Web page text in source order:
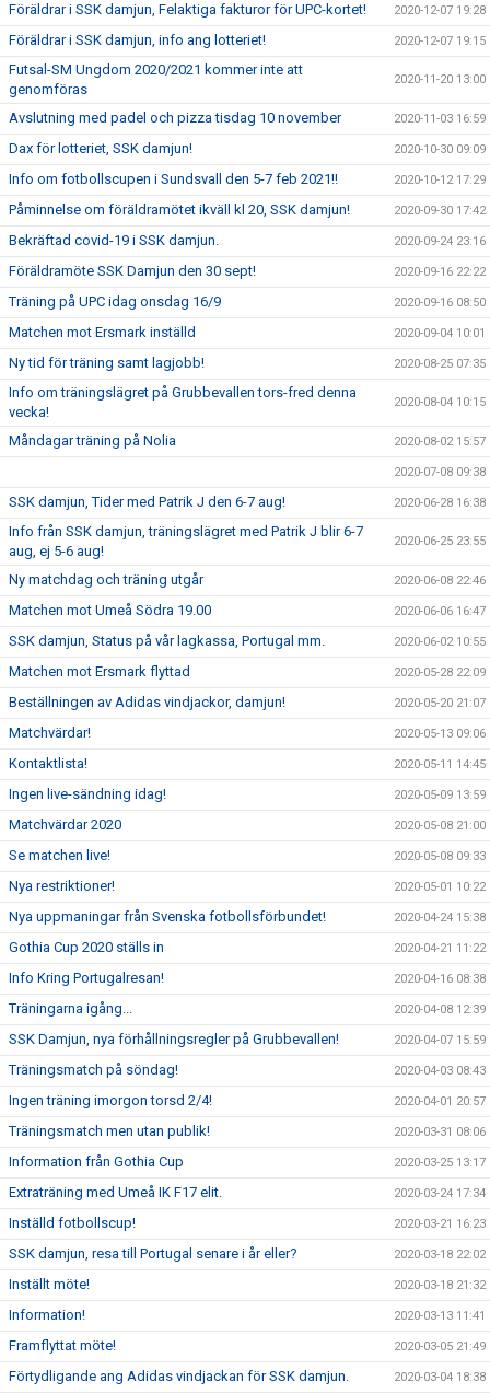
Föräldrar i SSK damjun, Felaktiga fakturor för UPC-kortet! 2020-12-07 19:28
Föräldrar i SSK damjun, info ang lotteriet! 2020-12-07 19:15
Futsal-SM Ungdom 2020/2021 kommer inte att
genomföras
2020-11-20 13:00
Avslutning med padel och pizza tisdag 10 november 2020-11-03 16:59
Dax för lotteriet, SSK damjun! 2020-10-30 09:09
Info om fotbollscupen i Sundsvall den 5-7 feb 2021!! 2020-10-12 17:29
Påminnelse om föräldramötet ikväll kl 20, SSK damjun! 2020-09-30 17:42
Bekräftad covid-19 i SSK damjun. 2020-09-24 23:16
Föräldramöte SSK Damjun den 30 sept! 2020-09-16 22:22
Träning på UPC idag onsdag 16/9 2020-09-16 08:50
Matchen mot Ersmark inställd 2020-09-04 10:01
Ny tid för träning samt lagjobb! 2020-08-25 07:35
Info om träningslägret på Grubbevallen tors-fred denna
vecka!
2020-08-04 10:15
Måndagar träning på Nolia 2020-08-02 15:57
2020-07-08 09:38
SSK damjun, Tider med Patrik J den 6-7 aug! 2020-06-28 16:38
Info från SSK damjun, träningslägret med Patrik J blir 6-7
aug, ej 5-6 aug!
2020-06-25 23:55
Ny matchdag och träning utgår 2020-06-08 22:46
Matchen mot Umeå Södra 19.00 2020-06-06 16:47
SSK damjun, Status på vår lagkassa, Portugal mm. 2020-06-02 10:55
Matchen mot Ersmark flyttad 2020-05-28 22:09
Beställningen av Adidas vindjackor, damjun! 2020-05-20 21:07
Matchvärdar! 2020-05-13 09:06
Kontaktlista! 2020-05-11 14:45
Ingen live-sändning idag! 2020-05-09 13:59
Matchvärdar 2020 2020-05-08 21:00
Se matchen live! 2020-05-08 09:33
Nya restriktioner! 2020-05-01 10:22
Nya uppmaningar från Svenska fotbollsförbundet! 2020-04-24 15:38
Gothia Cup 2020 ställs in 2020-04-21 11:22
Info Kring Portugalresan! 2020-04-16 08:38
Träningarna igång... 2020-04-08 12:39
SSK Damjun, nya förhållningsregler på Grubbevallen! 2020-04-07 15:59
Träningsmatch på söndag! 2020-04-03 08:43
Ingen träning imorgon torsd 2/4! 2020-04-01 20:57
Träningsmatch men utan publik! 2020-03-31 08:06
Information från Gothia Cup 2020-03-25 13:17
Extraträning med Umeå IK F17 elit. 2020-03-24 17:34
Inställd fotbollscup! 2020-03-21 16:23
SSK damjun, resa till Portugal senare i år eller? 2020-03-18 22:02
Inställt möte! 2020-03-18 21:32
Information! 2020-03-13 11:41
Framflyttat möte! 2020-03-05 21:49
Förtydligande ang Adidas vindjackan för SSK damjun. 2020-03-04 18:38